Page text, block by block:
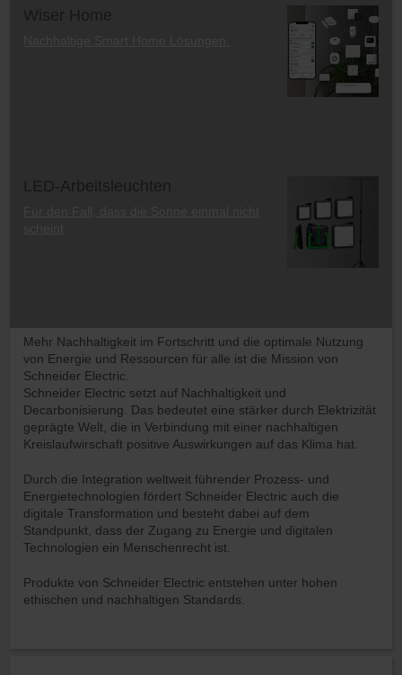
Mehr Nachhaltigkeit im Fortschritt und die optimale Nutzung
von Energie und Ressourcen für alle ist die Mission von
Schneider Electric.
Schneider Electric setzt auf Nachhaltig­keit und
Decarbonisierung. Das bedeutet eine stärker durch Elektrizität
geprägte Welt, die in Verbindung mit einer nachhaltigen
Kreislaufwir­schaft positive Auswirkungen auf das Klima hat.
Durch die Integration weltweit führender Prozess- und
Energietechnologien fördert Schneider Electric auch die
digitale Transformation und besteht dabei auf dem
Standpunkt, dass der Zugang zu Energie und digitalen
Technologien ein Menschenrecht ist.
Produkte von Schneider Electric entstehen unter hohen
ethischen und nachhaltigen Standards.